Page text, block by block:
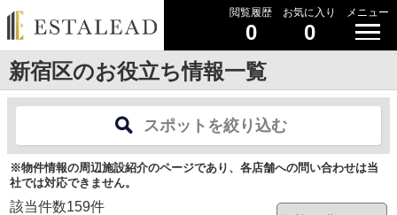
閲覧履歴
0
お気に入り
0
メニュー
新宿区のお役立ち情報一覧
スポットを絞り込む
※物件情報の周辺施設紹介のページであり、各店舗への問い合わせは当
社では対応できません。
該当件数159件